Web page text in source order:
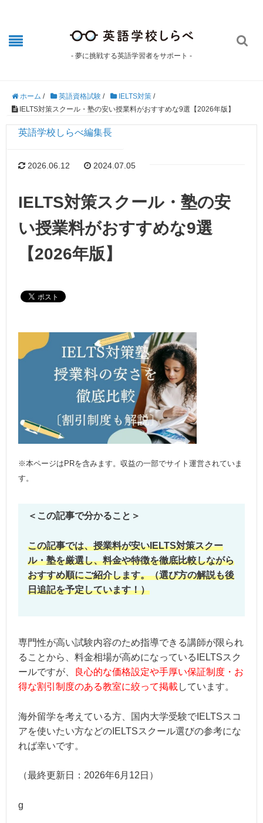
- 夢に挑戦する英語学習者をサポート -

ホーム / 英語資格試験 / IELTS対策 /
IELTS対策スクール・塾の安い授業料がおすすめな9選【2026年版】
英語学校しらべ編集長
2026.06.12 2024.07.05
IELTS対策スクール・塾の安
い授業料がおすすめな9選
【2026年版】
※本ページはPRを含みます。収益の一部でサイト運営されていま
す。
＜この記事で分かること＞
この記事では、授業料が安いIELTS対策スクー
ル・塾を厳選し、料金や特徴を徹底比較しながら
おすすめ順にご紹介します。（選び方の解説も後
日追記を予定しています！）
専門性が高い試験内容のため指導できる講師が限られ
ることから、料金相場が高めになっているIELTSスク
ールですが、
良心的な価格設定や手厚い保証制度・お
得な割引制度のある教室に絞って掲載しています。
海外留学を考えている方、国内大学受験でIELTSスコ
アを使いたい方などのIELTSスクール選びの参考にな
れば幸いです。
（最終更新日： 2026年6月12日 ）
g